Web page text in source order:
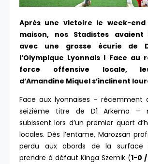
Après une victoire le week-
maison, nos Stadistes avaient
avec une grosse écurie de
l’Olympique Lyonnais ! Face au
force offensive locale,
d’Amandine Miquel s’inclinent
Face aux lyonnaises – récemment
seizième titre de D1 Arkema –
subissent lors d’un premier quart
locales. Dès l’entame, Marozsan
perdu aux abords de la surface
prendre à défaut Kinga Szemik (1-0 /